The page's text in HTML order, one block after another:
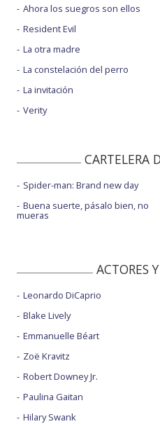
Ahora los suegros son ellos
Resident Evil
La otra madre
La constelación del perro
La invitación
Verity
CARTELERA
Spider-man: Brand new day
Buena suerte, pásalo bien, no
mueras
ACTORES
Leonardo DiCaprio
Blake Lively
Emmanuelle Béart
Zoë Kravitz
Robert Downey Jr.
Paulina Gaitan
Hilary Swank